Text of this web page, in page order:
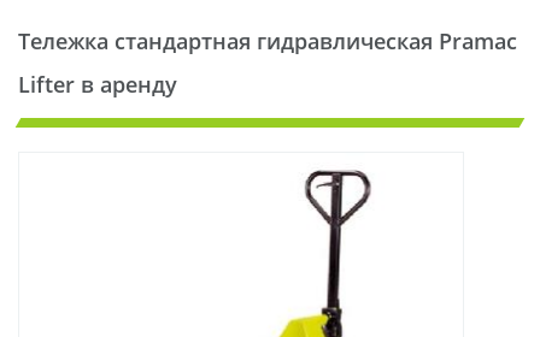
Тележка стандартная гидравлическая Pramac
Lifter в аренду